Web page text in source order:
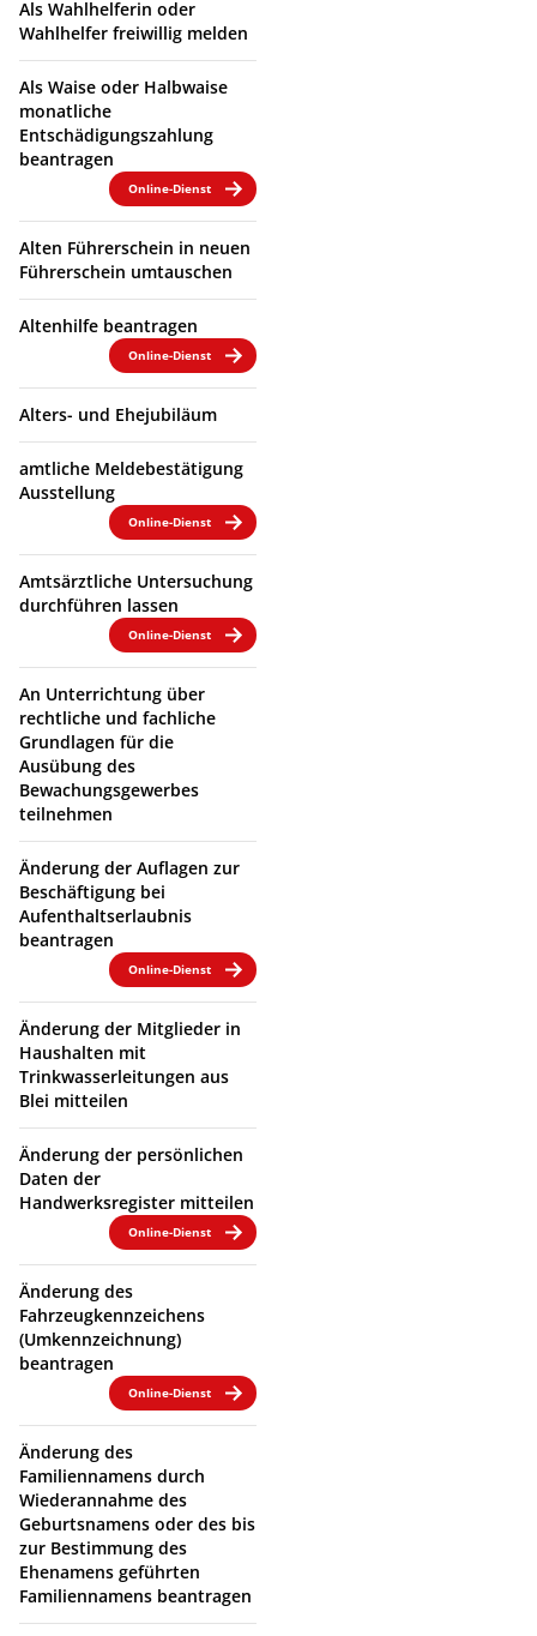
Als Wahlhelferin oder
Wahlhelfer freiwillig melden
Als Waise oder Halbwaise
monatliche
Entschädigungszahlung
beantragen
Online-Dienst
Alten Führerschein in neuen
Führerschein umtauschen
Altenhilfe beantragen
Online-Dienst
Alters- und Ehejubiläum
amtliche Meldebestätigung
Ausstellung
Online-Dienst
Amtsärztliche Untersuchung
durchführen lassen
Online-Dienst
An Unterrichtung über
rechtliche und fachliche
Grundlagen für die
Ausübung des
Bewachungsgewerbes
teilnehmen
Änderung der Auflagen zur
Beschäftigung bei
Aufenthaltserlaubnis
beantragen
Online-Dienst
Änderung der Mitglieder in
Haushalten mit
Trinkwasserleitungen aus
Blei mitteilen
Änderung der persönlichen
Daten der
Handwerksregister mitteilen
Online-Dienst
Änderung des
Fahrzeugkennzeichens
(Umkennzeichnung)
beantragen
Online-Dienst
Änderung des
Familiennamens durch
Wiederannahme des
Geburtsnamens oder des bis
zur Bestimmung des
Ehenamens geführten
Familiennamens beantragen